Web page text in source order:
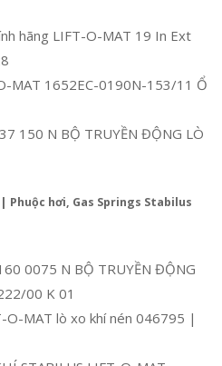
hãng LIFT-O-MAT 19 In Ext
MAT 1652EC-0190N-153/11 Ổ
150 N BỘ TRUYỀN ĐỘNG LÒ
Phuộc hơi, Gas Springs Stabilus
0075 N BỘ TRUYỀN ĐỘNG
00 K 01
O-MAT lò xo khí nén 046795 |